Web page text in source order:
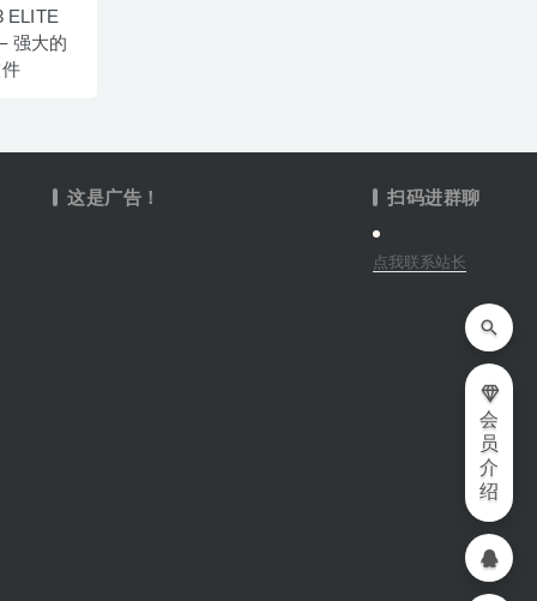
ELITE
强大的
这是广告！ 扫码进群聊
点我联系站长
会
员
介
绍